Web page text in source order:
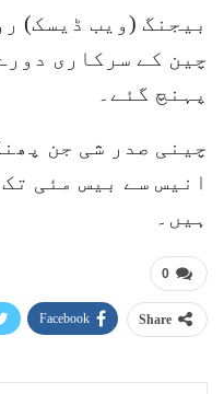
بیجنگ (ویب ڈیسک)
چین کے سرکاری
پہنچ گئے۔
چینی صدر شی جن
انیس سے بیس مئی
ہیں۔
0
Share
Facebook